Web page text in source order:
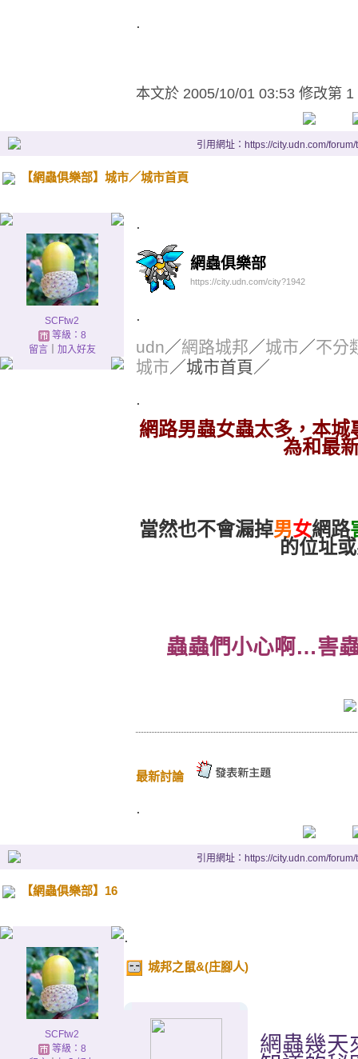
.
本文於 2005/10/01 03:53 修改第 1
引用網址：https://city.udn.com/
【網蟲俱樂部】城市／城市首頁
SCFtw2
等級：8
留言｜ 加入好友
.
網蟲俱樂部
https://city.udn.com/city?1942
.
udn／網路城邦／城市／不分
城市／城市首頁／
.
網路男蟲女蟲太多，本
為和最
當然也不會漏掉男女網路
的位址
蟲蟲們小心啊…害
最新討論
.
引用網址：https://city.udn.com/
【網蟲俱樂部】16
SCFtw2
等級：8
.
城邦之鼠&(庄腳人)
網蟲幾天